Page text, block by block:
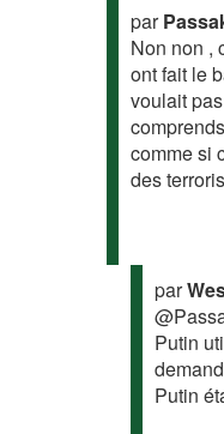
par
Non non ,
ont fait le
voulait
comme si
des
par
Putin
Putin